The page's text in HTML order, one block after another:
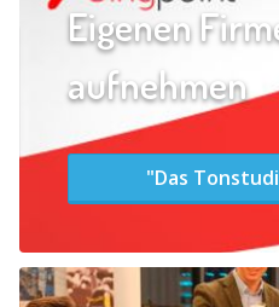
Eigenen
aufnehmen
"Das